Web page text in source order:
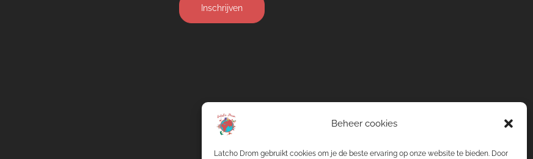
Beheer cookies
Latcho Drom gebruikt cookies om je de beste ervaring op onze website te bieden. Door
Inschrijven